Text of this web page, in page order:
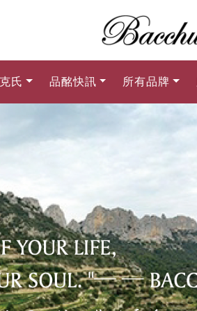
氏 品酩快訊 所有品牌